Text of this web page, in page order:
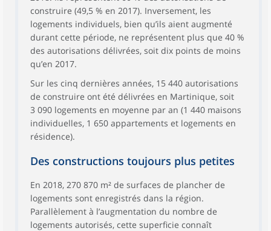
construire (49,5 % en 2017). Inversement, les
logements individuels, bien qu’ils aient augmenté
durant cette période, ne représentent plus que 40 %
des autorisations délivrées, soit dix points de moins
qu’en 2017.
Sur les cinq dernières années, 15 440 autorisations
de construire ont été délivrées en Martinique, soit
3 090 logements en moyenne par an (1 440 maisons
individuelles, 1 650 appartements et logements en
résidence).
Des constructions toujours plus petites
En 2018, 270 870 m² de surfaces de plancher de
logements sont enregistrés dans la région.
Parallèlement à l’augmentation du nombre de
logements autorisés, cette superficie connaît